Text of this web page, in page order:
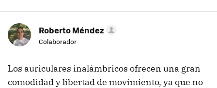
Roberto Méndez
Colaborador
Los auriculares inalámbricos ofrecen una gran
comodidad y libertad de movimiento, ya que no